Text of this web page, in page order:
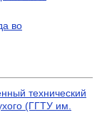
во
технический
(ГГТУ им.